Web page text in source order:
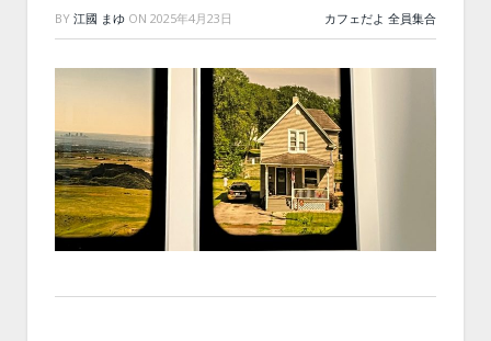
BY 江國 まゆ ON 2025年4月23日 カフェだよ 全員集合